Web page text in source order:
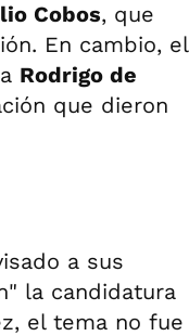
Cobos, que
En cambio, el
Rodrigo de
que dieron
a sus
la candidatura
el tema no fue